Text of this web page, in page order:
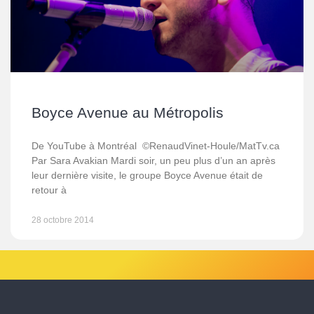
Boyce Avenue au Métropolis
De YouTube à Montréal ©RenaudVinet-Houle/MatTv.ca
Par Sara Avakian Mardi soir, un peu plus d’un an après
leur dernière visite, le groupe Boyce Avenue était de
retour à
28 octobre 2014